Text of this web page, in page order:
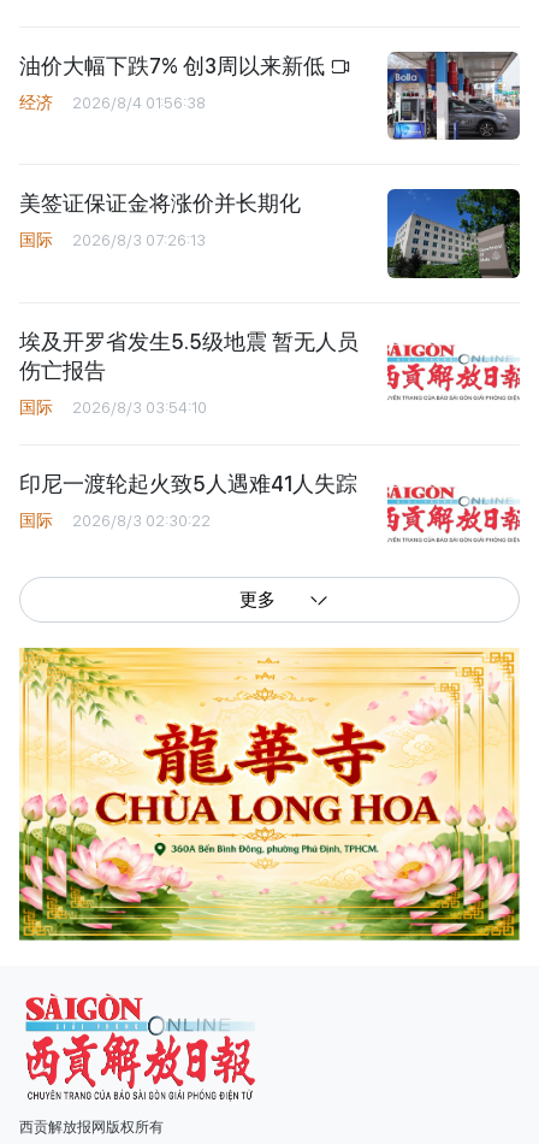
油价大幅下跌7% 创3周以来新低
经济 2026/8/4 01:56:38
美签证保证金将涨价并长期化
国际 2026/8/3 07:26:13
埃及开罗省发生5.5级地震 暂无人员
伤亡报告
国际 2026/8/3 03:54:10
印尼一渡轮起火致5人遇难41人失踪
国际 2026/8/3 02:30:22
更多
西贡解放报网版权所有
由越南新闻与传播部所属报刊局于2023年09月06日 签发第26/GP-CBC号许可
证
阮克强、陈嘉宝
主编: 阮玉英
社址: 胡志明市棋盘坊阮氏明开街432-434号
总台: (028) 39294091 - 转 060